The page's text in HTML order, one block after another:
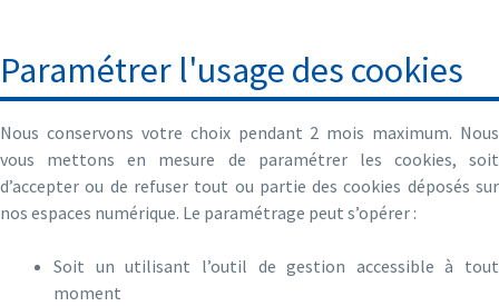
Paramétrer l'usage des cookies
Nous conservons votre choix pendant 2 mois maximum. Nous
vous mettons en mesure de paramétrer les cookies, soit
d’accepter ou de refuser tout ou partie des cookies déposés sur
nos espaces numérique. Le paramétrage peut s’opérer :
Soit un utilisant l’outil de gestion accessible à tout
moment